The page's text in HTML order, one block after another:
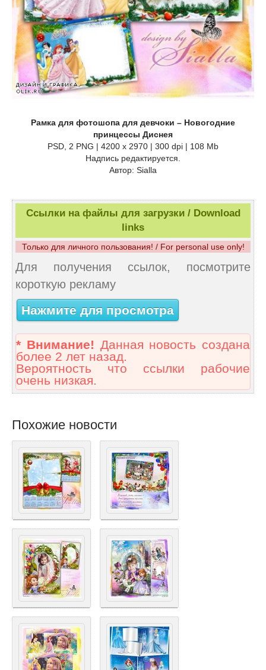
Рамка для фотошопа для девчоки – Новогодние
принцессы Диснея
PSD, 2 PNG | 4200 x 2970 | 300 dpi | 108 Mb
Надпись редактируется.
Автор: Sialla
Ссылки на файлы для загрузки / Download
links
Только для личного пользования! / For personal use only!
Для получения ссылок, посмотрите
короткую рекламу
Нажмите для просмотра
* Внимание! Данная новость создана
более 2 лет назад.
Вероятность что ссылки рабочие
очень низкая.
Похожие новости